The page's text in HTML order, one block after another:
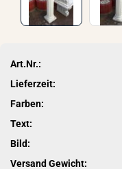
Art.Nr.:
Lieferzeit:
Farben:
Text:
Bild:
Versand Gewicht: